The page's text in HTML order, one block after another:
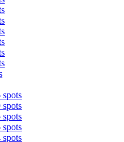
spots
spots
spots
spots
spots